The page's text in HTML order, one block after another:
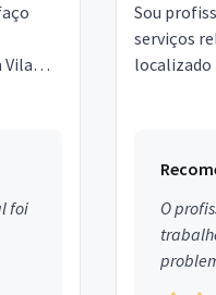
Vila
foi
Sou
serviços
localizado
O